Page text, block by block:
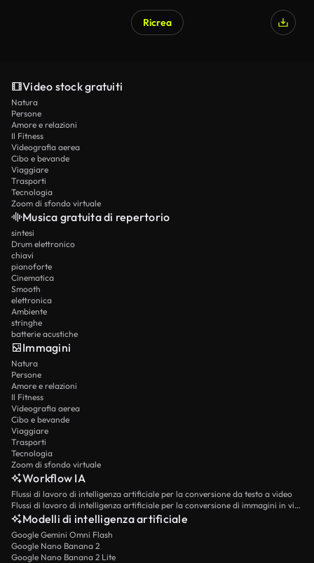
Ricrea
Video stock gratuiti
Natura
Persone
Amore e relazioni
Il Fitness
Videografia aerea
Cibo e bevande
Viaggiare
Trasporti
Tecnologia
Zoom di sfondo virtuale
Musica gratuita di repertorio
sintesi
Drum elettronico
chiavi
pianoforte
Cinematica
Smooth
elettronica
Ambiente
stringhe
batterie acustiche
Immagini
Natura
Persone
Amore e relazioni
Il Fitness
Videografia aerea
Cibo e bevande
Viaggiare
Trasporti
Tecnologia
Zoom di sfondo virtuale
Workflow IA
Flussi di lavoro di intelligenza artificiale per la conversione da testo a video
Flussi di lavoro di intelligenza artificiale per la conversione di immagini in video
Modelli di intelligenza artificiale
Google Gemini Omni Flash
Google Nano Banana 2
Google Nano Banana 2 Lite